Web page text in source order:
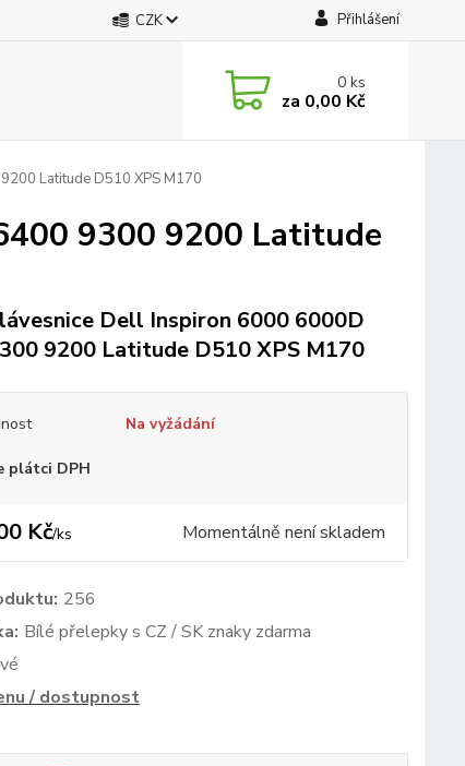
CZK Přihlášení
0ks
za 0,00 Kč
Latitude D510 XPS M170
9300 9200 Latitude
Dell Inspiron 6000 6000D
9200 Latitude D510 XPS M170
Na vyžádání
plátci DPH
Kč/ks Momentálně není skladem
256
Bílé přelepky s CZ / SK znaky zdarma
/ dostupnost